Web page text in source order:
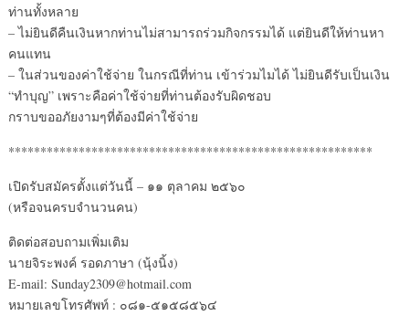
ท่านทั้งหลาย
– ไม่ยินดีคืนเงินหากท่านไม่สามารถร่วมกิจกรรมได้ แต่ยินดีให้ท่านหา
คนแทน
– ในส่วนของค่าใช้จ่าย ในกรณีที่ท่าน เข้าร่วมไมได้ ไม่ยินดีรับเป็นเงิน
“ทำบุญ” เพราะคือค่าใช้จ่ายที่ท่านต้องรับผิดชอบ
กราบขออภัยงามๆที่ต้องมีค่าใช้จ่าย
*********************************************************
เปิดรับสมัครตั้งแต่วันนี้ – ๑๑ ตุลาคม ๒๕๖๐
(หรือจนครบจำนวนคน)
ติดต่อสอบถามเพิ่มเติม
นายจิระพงค์ รอดภาษา (นุ้งนิ้ง)
E-mail: Sunday2309@hotmail.com
หมายเลขโทรศัพท์ : ๐๘๑-๕๑๕๘๕๖๔